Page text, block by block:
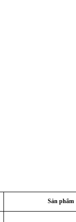
Sản phẩm